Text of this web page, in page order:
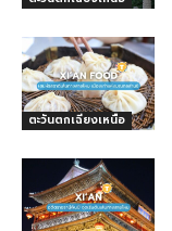
ตะวันตกเฉียงเหนือ